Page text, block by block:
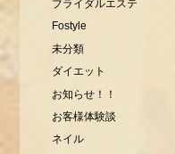
ブライダルエステ
Fostyle
未分類
ダイエット
お知らせ！！
お客様体験談
ネイル